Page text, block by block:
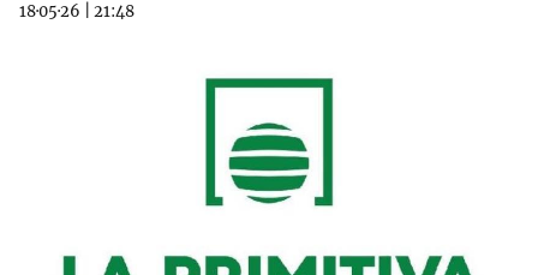
18·05·26
21:48